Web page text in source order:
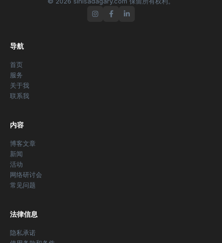
导航
首页
服务
关于我
联系我
内容
博客文章
新闻
活动
网络研讨会
常见问题
法律信息
隐私承诺